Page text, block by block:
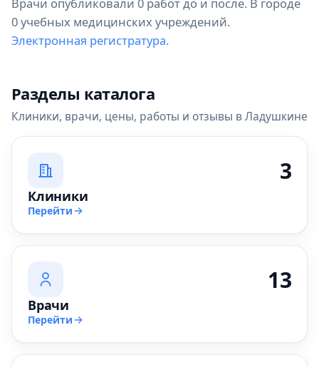
0 учебных медицинских учреждений.
Электронная регистратура.
Разделы каталога
Клиники, врачи, цены, работы и отзывы в Ладушкине
3
Клиники
Перейти
13
Врачи
Перейти